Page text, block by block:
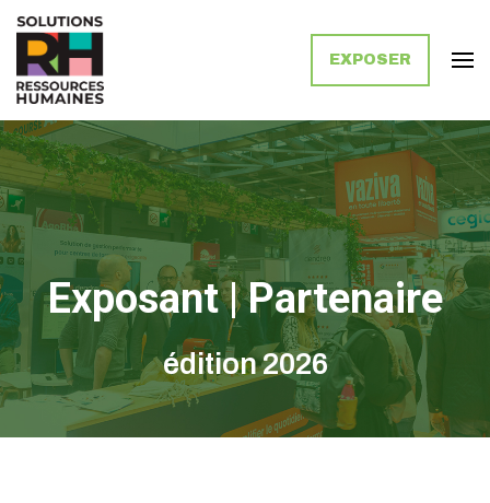
Solutions Ressources Humaines
EXPOSER
Exposant | Partenaire
édition 2026